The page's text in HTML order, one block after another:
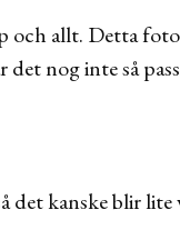
och allt. Detta
nog inte så
det kanske blir